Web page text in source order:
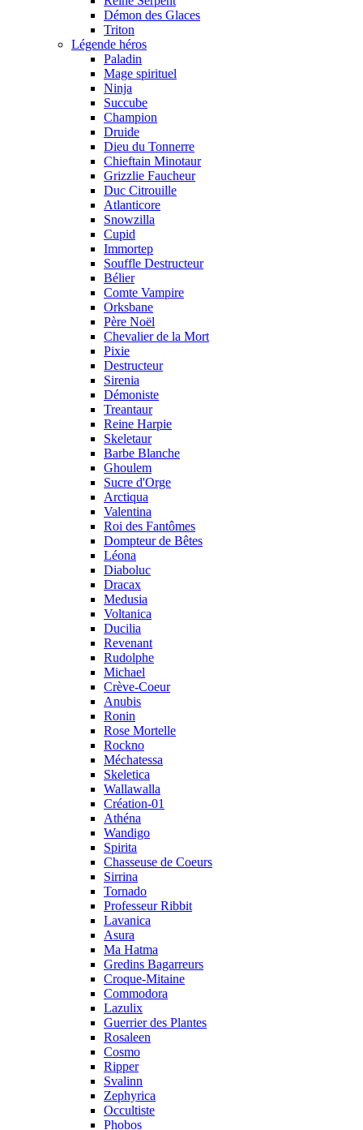
Démon des Glaces
Triton
Légende héros
Paladin
Mage spirituel
Ninja
Succube
Champion
Druide
Dieu du Tonnerre
Chieftain Minotaur
Grizzlie Faucheur
Duc Citrouille
Atlanticore
Snowzilla
Cupid
Immortep
Souffle Destructeur
Bélier
Comte Vampire
Orksbane
Père Noël
Chevalier de la Mort
Pixie
Destructeur
Sirenia
Démoniste
Treantaur
Reine Harpie
Skeletaur
Barbe Blanche
Ghoulem
Sucre d'Orge
Arctiqua
Valentina
Roi des Fantômes
Dompteur de Bêtes
Léona
Diaboluc
Dracax
Medusia
Voltanica
Ducilia
Revenant
Rudolphe
Michael
Crève-Coeur
Anubis
Ronin
Rose Mortelle
Rockno
Méchatessa
Skeletica
Wallawalla
Création-01
Athéna
Wandigo
Spirita
Chasseuse de Coeurs
Sirrina
Tornado
Professeur Ribbit
Lavanica
Asura
Ma Hatma
Gredins Bagarreurs
Croque-Mitaine
Commodora
Lazulix
Guerrier des Plantes
Rosaleen
Cosmo
Ripper
Svalinn
Zephyrica
Occultiste
Phobos